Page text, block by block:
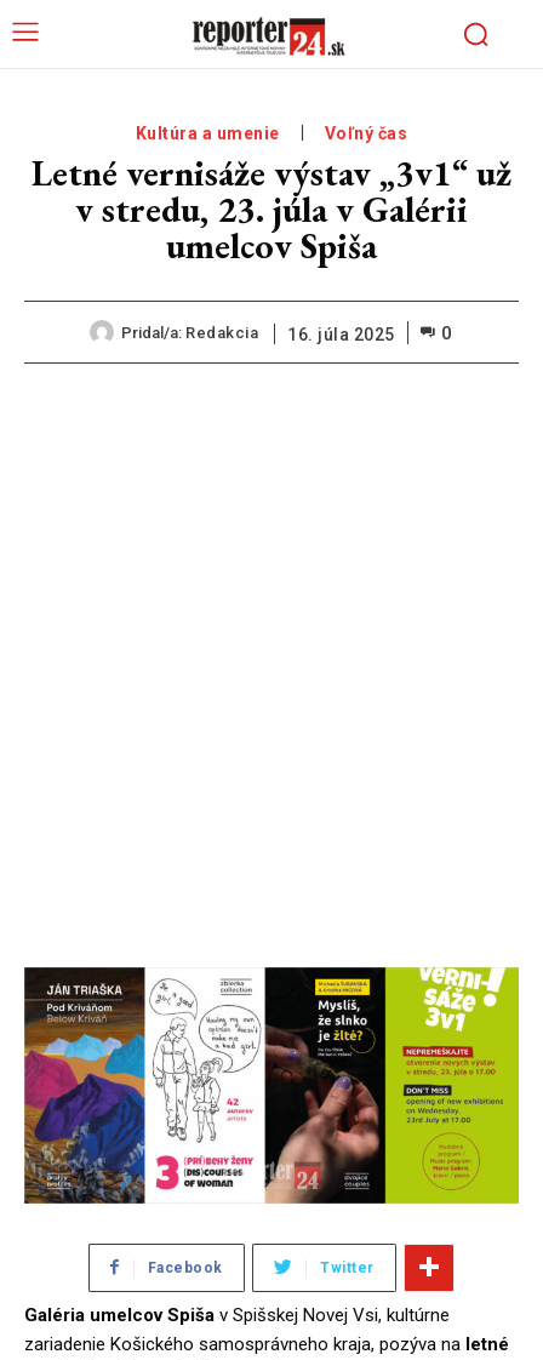
Kultúra a umenie Voľný čas
Letné vernisáže výstav „3v1“ už
v stredu, 23. júla v Galérii
umelcov Spiša
Pridal/a: Redakcia 16. júla 2025 0
Facebook Twitter
Galéria umelcov Spiša v Spišskej Novej Vsi, kultúrne
zariadenie Košického samosprávneho kraja, pozýva na letné